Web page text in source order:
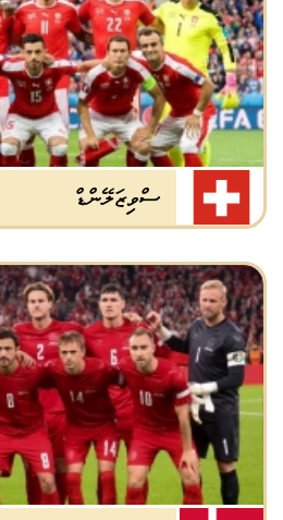
ސްވިޒަލޭންޑް